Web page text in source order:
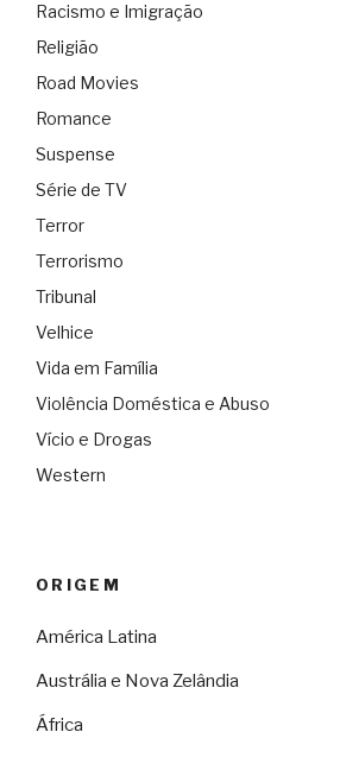
Racismo e Imigração
Religião
Road Movies
Romance
Suspense
Série de TV
Terror
Terrorismo
Tribunal
Velhice
Vida em Família
Violência Doméstica e Abuso
Vício e Drogas
Western
ORIGEM
América Latina
Austrália e Nova Zelândia
África